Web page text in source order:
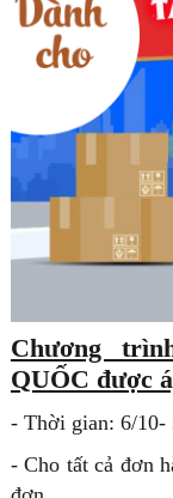
Chương
QUỐC được
- Thời gian: 6/10-
- Cho tất cả đơn